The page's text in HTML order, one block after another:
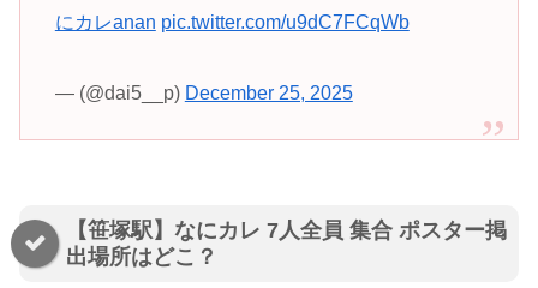
にカレanan pic.twitter.com/u9dC7FCqWb
— (@dai5__p) December 25, 2025
【笹塚駅】なにカレ 7人全員 集合 ポスター掲
出場所はどこ？